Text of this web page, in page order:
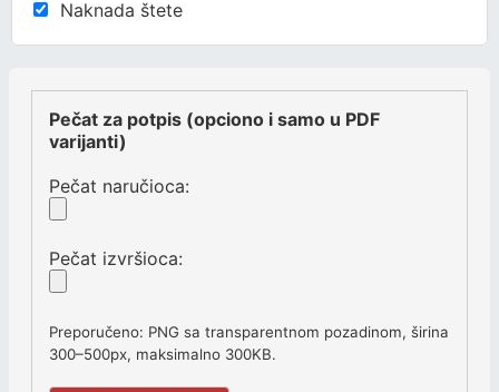
Naknada štete
Pečat za potpis (opciono i samo u PDF
varijanti)
Pečat naručioca:
Pečat izvršioca:
Preporučeno: PNG sa transparentnom pozadinom, širina
300–500px, maksimalno 300KB.